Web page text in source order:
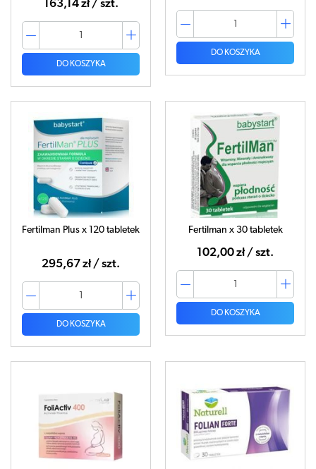
163,14 zł / szt.
DO KOSZYKA
DO KOSZYKA
Fertilman Plus x 120 tabletek
295,67 zł / szt.
DO KOSZYKA
Fertilman x 30 tabletek
102,00 zł / szt.
DO KOSZYKA